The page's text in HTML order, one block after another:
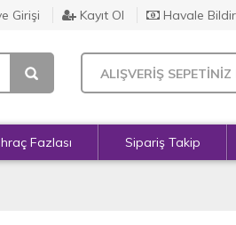
Girişi Kayıt Ol Havale
ALIŞVERİŞ SEPETİNİZ
Fazlası Sipariş Takip